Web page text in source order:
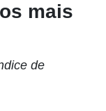
mais
de